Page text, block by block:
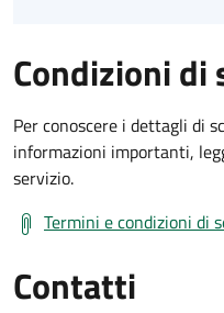
Condizioni di
Per conoscere i dettagli di
informazioni importanti,
servizio.
Termini e condizioni di
Contatti